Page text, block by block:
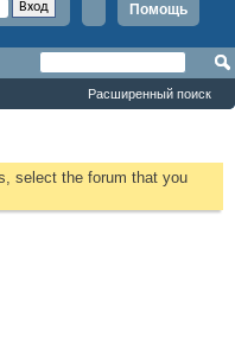
Помощь
Расширенный поиск
select the forum that you